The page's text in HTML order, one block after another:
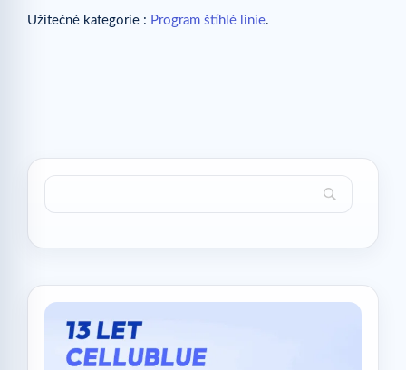
Užitečné kategorie : Program štíhlé linie.